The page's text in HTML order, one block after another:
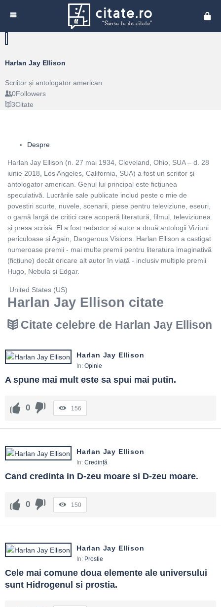
Harlan Jay Ellison
Scriitor și antologator american
0Followers
3Citate
Despre
Harlan Jay Ellison (n. 27 mai 1934, Cleveland, Ohio, SUA – d. 28
iunie 2018, Los Angeles, California, SUA) a fost un scriitor și
antologator american. Genul lui principal este ficțiunea
speculativă. Lucrările sale publicate includ peste o mie de
povestiri scurte, nuvele, scenarii, piese pentru televiziune, eseuri,
o gamă largă de critici care acoperă literatură, filmul, televiziunea
și presa scrisă. El a fost redactor și autor a două antologii Viziuni
periculoase și Again, Dangerous Visions. Harlan Ellison a castigat
numeroase premii - mai multe premii pentru literatura imaginativă
(ficțiune) decât oricare alt autor în viață - inclusiv multiple premii
Hugo, Nebula și Edgar.
United States (US)
Harlan Jay Ellison citate
Citate celebre de Harlan Jay Ellison
Harlan Jay Ellison
In: Opinie
A spune mai mult este sa spui mai putin.
0 156
Harlan Jay Ellison
In: Credință
Cand credinta in D-zeu moare si D-zeu moare.
0 150
Harlan Jay Ellison
In: Prostie
Cele mai comune doua elemente ale universului
sunt Hidrogenul si prostia.